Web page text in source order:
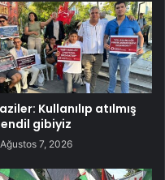
Kullanılıp atılmış
gibiyiz
Ağustos 7, 2026